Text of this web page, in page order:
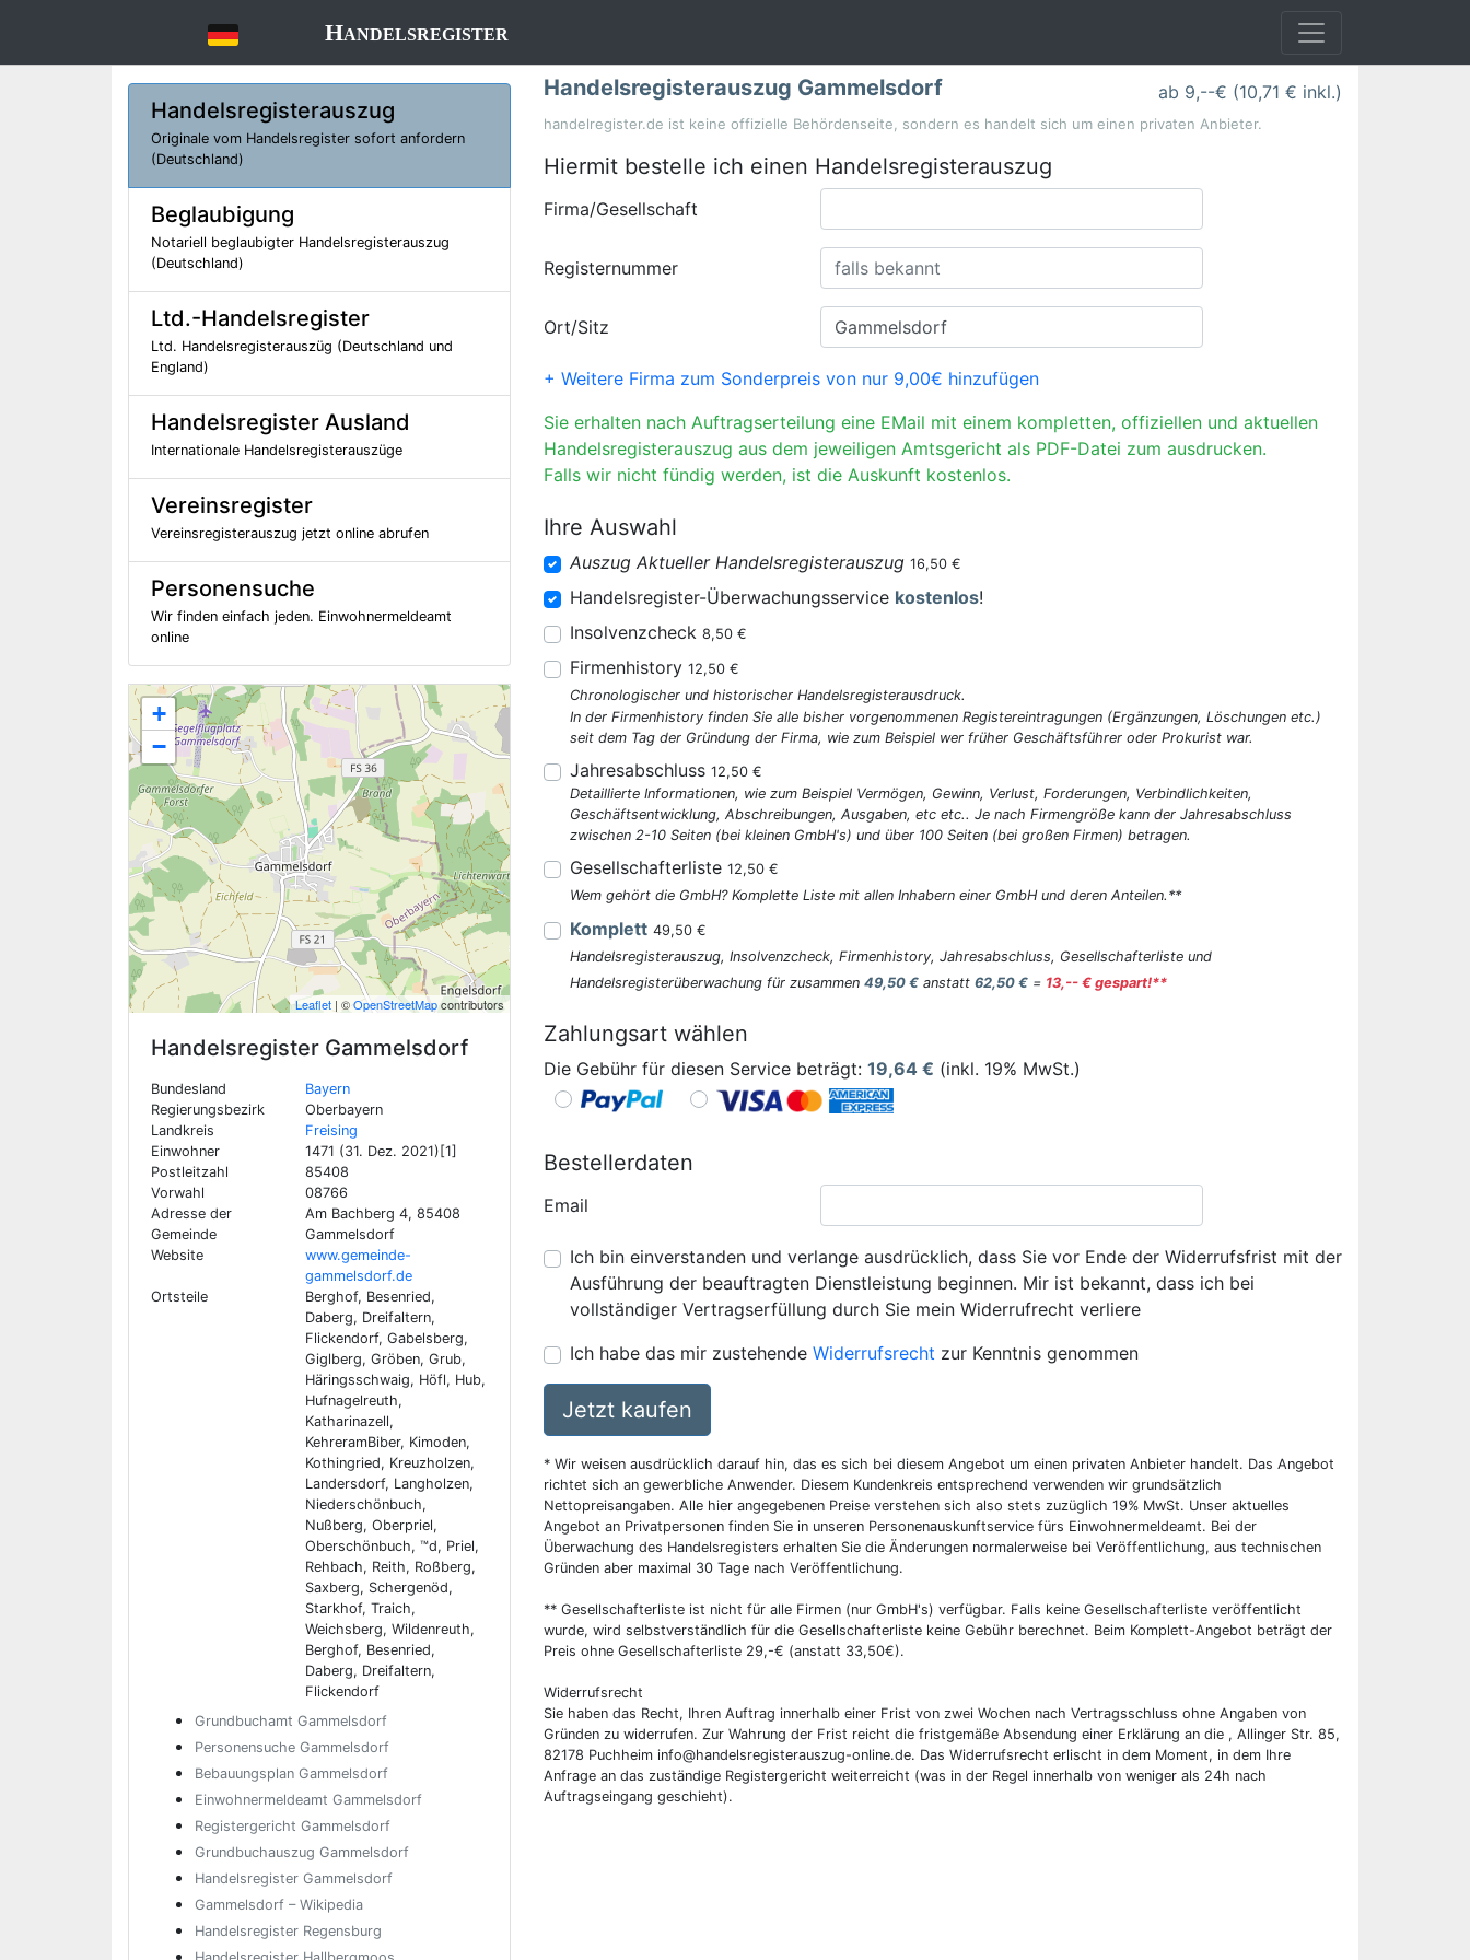
Handelsregister
Handelsregisterauszug
Originale vom Handelsregister sofort anfordern
(Deutschland)
Beglaubigung
Notariell beglaubigter Handelsregisterauszug
(Deutschland)
Ltd.-Handelsregister
Ltd. Handelsregisterauszüg (Deutschland und
England)
Handelsregister Ausland
Internationale Handelsregisterauszüge
Vereinsregister
Vereinsregisterauszug jetzt online abrufen
Personensuche
Wir finden einfach jeden. Einwohnermeldeamt
online
+
−
Leaflet | ©OpenStreetMapcontributors
Handelsregister Gammelsdorf
Bundesland
Bayern
Regierungsbezirk
Oberbayern
Landkreis
Freising
Einwohner
1471 (31. Dez. 2021)[1]
Postleitzahl
85408
Vorwahl
08766
Adresse der
Gemeinde
Am Bachberg 4, 85408
Gammelsdorf
Website
www.gemeinde-
gammelsdorf.de
Ortsteile
Berghof, Besenried,
Daberg, Dreifaltern,
Flickendorf, Gabelsberg,
Giglberg, Gröben, Grub,
Häringsschwaig, Höfl, Hub,
Hufnagelreuth,
Katharinazell,
KehreramBiber, Kimoden,
Kothingried, Kreuzholzen,
Landersdorf, Langholzen,
Niederschönbuch,
Nußberg, Oberpriel,
Oberschönbuch, ™d, Priel,
Rehbach, Reith, Roßberg,
Saxberg, Schergenöd,
Starkhof, Traich,
Weichsberg, Wildenreuth,
Berghof, Besenried,
Daberg, Dreifaltern,
Flickendorf
Grundbuchamt Gammelsdorf
Personensuche Gammelsdorf
Bebauungsplan Gammelsdorf
Einwohnermeldeamt Gammelsdorf
Registergericht Gammelsdorf
Grundbuchauszug Gammelsdorf
Handelsregister Gammelsdorf
Gammelsdorf – Wikipedia
Handelsregister Regensburg
Handelsregisterauszug Gammelsdorf ab 9,--€ (10,71 € inkl.)
handelregister.de ist keine offizielle Behördenseite, sondern es handelt sich um einen privaten Anbieter.
Hiermit bestelle ich einen Handelsregisterauszug
Firma/Gesellschaft
Registernummer
Ort/Sitz
+ Weitere Firma zum Sonderpreis von nur 9,00€ hinzufügen
Sie erhalten nach Auftragserteilung eine EMail mit einem kompletten, offiziellen und aktuellen
Handelsregisterauszug aus dem jeweiligen Amtsgericht als PDF-Datei zum ausdrucken.
Falls wir nicht fündig werden, ist die Auskunft kostenlos.
Ihre Auswahl
Auszug Aktueller Handelsregisterauszug 16,50 €
Handelsregister-Überwachungsservice kostenlos!
Insolvenzcheck 8,50 €
Firmenhistory 12,50 €
Chronologischer und historischer Handelsregisterausdruck.
In der Firmenhistory finden Sie alle bisher vorgenommenen Registereintragungen (Ergänzungen, Löschungen etc.)
seit dem Tag der Gründung der Firma, wie zum Beispiel wer früher Geschäftsführer oder Prokurist war.
Jahresabschluss 12,50 €
Detaillierte Informationen, wie zum Beispiel Vermögen, Gewinn, Verlust, Forderungen, Verbindlichkeiten,
Geschäftsentwicklung, Abschreibungen, Ausgaben, etc etc.. Je nach Firmengröße kann der Jahresabschluss
zwischen 2-10 Seiten (bei kleinen GmbH's) und über 100 Seiten (bei großen Firmen) betragen.
Gesellschafterliste 12,50 €
Wem gehört die GmbH? Komplette Liste mit allen Inhabern einer GmbH und deren Anteilen.**
Komplett 49,50 €
Handelsregisterauszug, Insolvenzcheck, Firmenhistory, Jahresabschluss, Gesellschafterliste und
Handelsregisterüberwachung für zusammen 49,50 € anstatt 62,50 € = 13,-- € gespart!**
Zahlungsart wählen
Die Gebühr für diesen Service beträgt: 19,64 € (inkl. 19% MwSt.)
Bestellerdaten
Email
Ich bin einverstanden und verlange ausdrücklich, dass Sie vor Ende der Widerrufsfrist mit der
Ausführung der beauftragten Dienstleistung beginnen. Mir ist bekannt, dass ich bei
vollständiger Vertragserfüllung durch Sie mein Widerrufrecht verliere
Ich habe das mir zustehende Widerrufsrecht zur Kenntnis genommen
Jetzt kaufen
* Wir weisen ausdrücklich darauf hin, das es sich bei diesem Angebot um einen privaten Anbieter handelt. Das Angebot
richtet sich an gewerbliche Anwender. Diesem Kundenkreis entsprechend verwenden wir grundsätzlich
Nettopreisangaben. Alle hier angegebenen Preise verstehen sich also stets zuzüglich 19% MwSt. Unser aktuelles
Angebot an Privatpersonen finden Sie in unseren Personenauskunftservice fürs Einwohnermeldeamt. Bei der
Überwachung des Handelsregisters erhalten Sie die Änderungen normalerweise bei Veröffentlichung, aus technischen
Gründen aber maximal 30 Tage nach Veröffentlichung.
** Gesellschafterliste ist nicht für alle Firmen (nur GmbH's) verfügbar. Falls keine Gesellschafterliste veröffentlicht
wurde, wird selbstverständlich für die Gesellschafterliste keine Gebühr berechnet. Beim Komplett-Angebot beträgt der
Preis ohne Gesellschafterliste 29,-€ (anstatt 33,50€).
Widerrufsrecht
Sie haben das Recht, Ihren Auftrag innerhalb einer Frist von zwei Wochen nach Vertragsschluss ohne Angaben von
Gründen zu widerrufen. Zur Wahrung der Frist reicht die fristgemäße Absendung einer Erklärung an die , Allinger Str. 85,
82178 Puchheim info@handelsregisterauszug-online.de. Das Widerrufsrecht erlischt in dem Moment, in dem Ihre
Anfrage an das zuständige Registergericht weiterreicht (was in der Regel innerhalb von weniger als 24h nach
Auftragseingang geschieht).